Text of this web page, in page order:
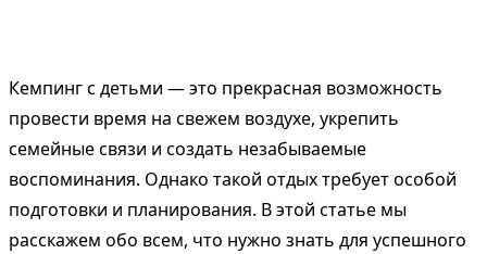
Кемпинг с детьми — это прекрасная возможность
провести время на свежем воздухе, укрепить
семейные связи и создать незабываемые
воспоминания. Однако такой отдых требует особой
подготовки и планирования. В этой статье мы
расскажем обо всем, что нужно знать для успешного